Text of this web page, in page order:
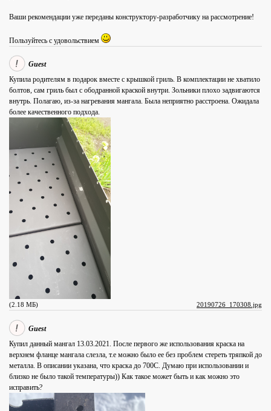
Ваши рекомендации уже переданы конструктору-разработчику на рассмотрение!
Пользуйтесь с удовольствием
Guest
Купила родителям в подарок вместе с крышкой гриль. В комплектации не хватило
болтов, сам гриль был с ободранной краской внутри. Зольники плохо задвигаются
внутрь. Полагаю, из-за нагревания мангала. Была неприятно расстроена. Ожидала
более качественного подхода.
20190726_170308.jpg
(2.18 МБ)
Guest
Купил данный мангал 13.03.2021. После первого же использования краска на
верхнем фланце мангала слезла, т.е можно было ее без проблем стереть тряпкой до
металла. В описании указана, что краска до 700С. Думаю при использовании и
близко не было такой температуры)) Как такое может быть и как можно это
исправить?